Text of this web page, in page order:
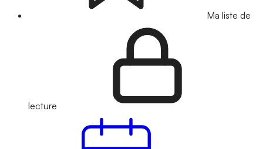
Ma liste de
lecture